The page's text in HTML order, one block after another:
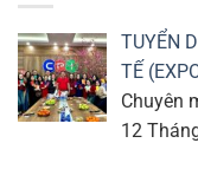
TUYỂN
TẾ
Chuyên
12